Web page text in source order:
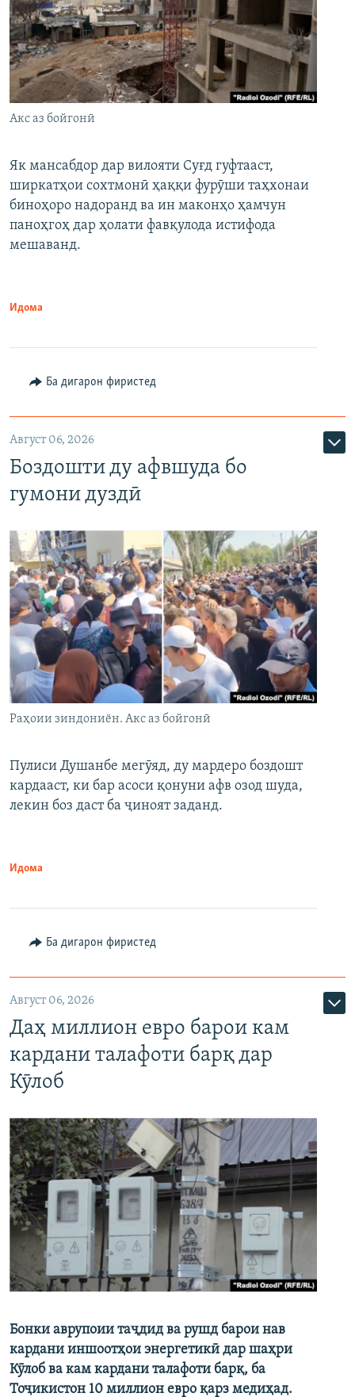
Акс аз бойгонӣ
Як мансабдор дар вилояти Суғд гуфтааст,
ширкатҳои сохтмонӣ ҳаққи фурӯши таҳхонаи
биноҳоро надоранд ва ин маконҳо ҳамчун
паноҳгоҳ дар ҳолати фавқулода истифода
мешаванд.
Идома
Ба дигарон фиристед
Август 06, 2026
Боздошти ду афвшуда бо
гумони дуздӣ
Раҳоии зиндониён. Акс аз бойгонӣ
Пулиси Душанбе мегӯяд, ду мардеро боздошт
кардааст, ки бар асоси қонуни афв озод шуда,
лекин боз даст ба ҷиноят заданд.
Идома
Ба дигарон фиристед
Август 06, 2026
Даҳ миллион евро барои кам
кардани талафоти барқ дар
Кӯлоб
Бонки аврупоии таҷдид ва рушд барои нав
кардани иншоотҳои энергетикӣ дар шаҳри
Кӯлоб ва кам кардани талафоти барқ, ба
Тоҷикистон 10 миллион евро қарз медиҳад.